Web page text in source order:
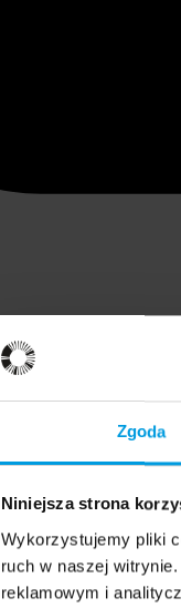
Zgoda
Niniejsza strona
Wykorzystujemy pliki
ruch w naszej
reklamowym i